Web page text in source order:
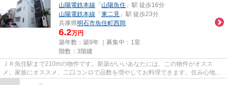
山陽電鉄本線 「 山陽魚住 」駅 徒歩16分
山陽電鉄本線 「 東二見 」駅 徒歩23分
兵庫県明石市魚住町西岡
6.2万円
築年数：築9年 ｜募集中： 1室
階数：3階建
ＪＲ魚住駅まで210mの物件です。新築がいいあなたには、この物件がオスス
メ。家族にオススメ、二口コンロで品数を増やしてお料理できます。住み心地の